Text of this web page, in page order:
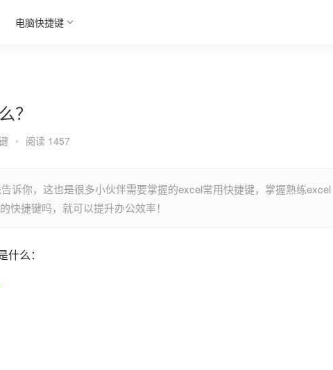
电脑快捷键
？
• 阅读 1457
诉你，这也是很多小伙伴需要掌握的excel常用快捷键，掌握熟练excel
快捷键吗，就可以提升办公效率！
么：